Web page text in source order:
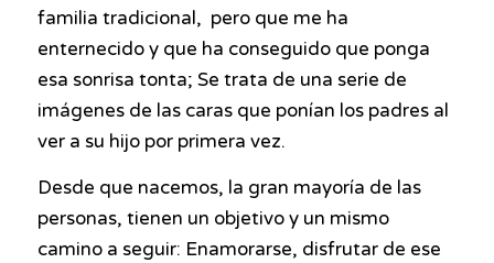
familia tradicional, pero que me ha
enternecido y que ha conseguido que ponga
esa sonrisa tonta; Se trata de una serie de
imágenes de las caras que ponían los padres al
ver a su hijo por primera vez.
Desde que nacemos, la gran mayoría de las
personas, tienen un objetivo y un mismo
camino a seguir: Enamorarse, disfrutar de ese